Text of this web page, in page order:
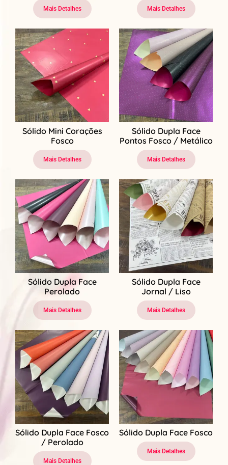
Mais Detalhes Mais Detalhes
Sólido Mini Corações
Fosco
Mais Detalhes
Sólido Dupla Face
Pontos Fosco / Metálico
Mais Detalhes
Sólido Dupla Face
Perolado
Mais Detalhes
Sólido Dupla Face
Jornal / Liso
Mais Detalhes
Sólido Dupla Face Fosco
/ Perolado
Mais Detalhes
Sólido Dupla Face Fosco
Mais Detalhes